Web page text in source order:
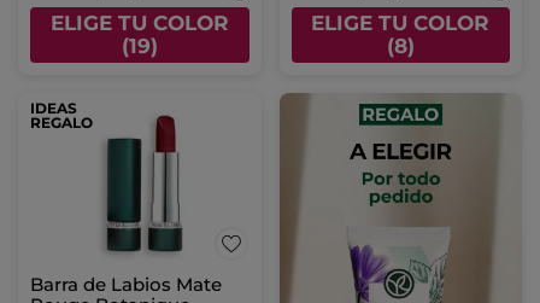
ELIGE TU COLOR
(19)
ELIGE TU COLOR
(8)
IDEAS
REGALO
Barra de Labios Mate